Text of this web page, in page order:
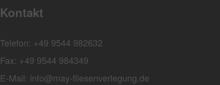
Kontakt
Telefon: +49 9544 982632
Fax: +49 9544 984349
E-Mail: info@may-fliesenverlegung.de